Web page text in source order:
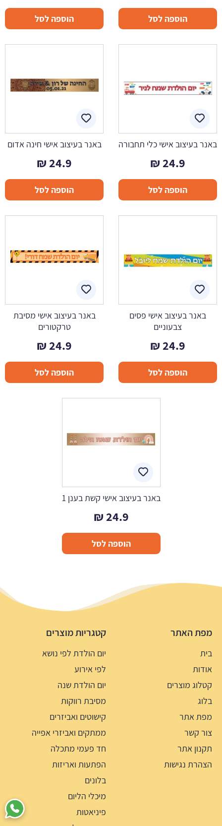
הוספה לסל הוספה לסל
באנר בעיצוב אישי כלי תחבורה
24.9
₪
הוספה לסל
באנר בעיצוב אישי חינה אדום
24.9
₪
הוספה לסל
באנר בעיצוב אישי פסים
צבעוניים
24.9
₪
הוספה לסל
באנר בעיצוב אישי מסיבת
טרקטורים
24.9
₪
הוספה לסל
באנר בעיצוב אישי קשת בענן 1
24.9
₪
הוספה לסל
מפת האתר
בית
אודות
קטלוג מוצרים
בלוג
מפת אתר
צור קשר
תקנון אתר
הצהרת נגישות
קטגריות מוצרים
יום הולדת לפי נושא
לפי אירוע
יום הולדת שנה
מסיבת רווקות
קישוטים ואביזרים
ממתקים ואביזרי אפייה
חד פעמי מתכלה
הפתעות ואריזות
בלונים
מיכלי הליום
פיניאטות